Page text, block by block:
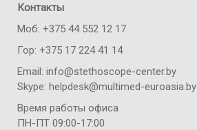
Контакты
Моб: +375 44 552 12 17
Гор: +375 17 224 41 14
Email: info@stethoscope-center.by
Skype: helpdesk@multimed-euroasia.by
Время работы офиса
ПН-ПТ 09:00-17:00